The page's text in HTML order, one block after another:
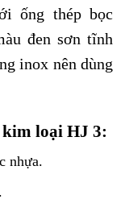
ống thép bọc
đen sơn tĩnh
inox nên dùng
loại HJ 3:
nhựa.